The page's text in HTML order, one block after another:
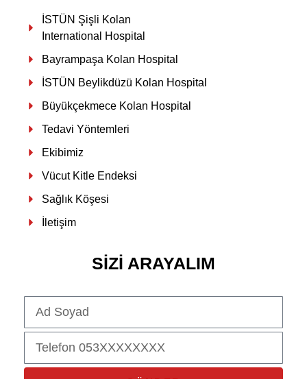
İSTÜN Şişli Kolan
International Hospital
Bayrampaşa Kolan Hospital
İSTÜN Beylikdüzü Kolan Hospital
Büyükçekmece Kolan Hospital
Tedavi Yöntemleri
Ekibimiz
Vücut Kitle Endeksi
Sağlık Köşesi
İletişim
SIZI ARAYALIM